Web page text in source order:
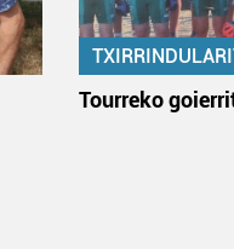
Tourreko